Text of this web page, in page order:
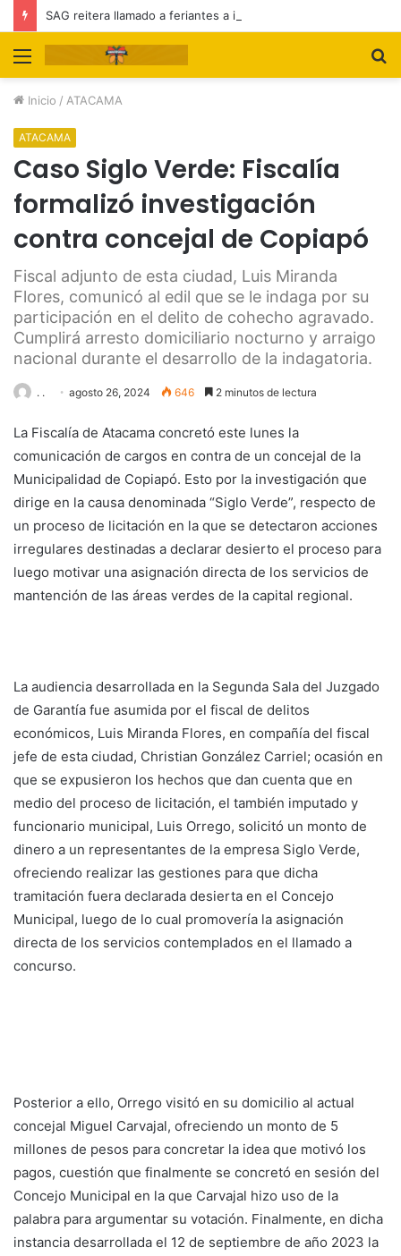
Menú
Inicio / ATACAMA
ATACAMA
Caso Siglo Verde: Fiscalía
formalizó investigación
contra concejal de Copiapó
Fiscal adjunto de esta ciudad, Luis Miranda
Flores, comunicó al edil que se le indaga por su
participación en el delito de cohecho agravado.
Cumplirá arresto domiciliario nocturno y arraigo
nacional durante el desarrollo de la indagatoria.
. . agosto 26, 2024 646 2 minutos de lectura
La Fiscalía de Atacama concretó este lunes la
comunicación de cargos en contra de un concejal de la
Municipalidad de Copiapó. Esto por la investigación que
dirige en la causa denominada “Siglo Verde”, respecto de
un proceso de licitación en la que se detectaron acciones
irregulares destinadas a declarar desierto el proceso para
luego motivar una asignación directa de los servicios de
mantención de las áreas verdes de la capital regional.
La audiencia desarrollada en la Segunda Sala del Juzgado
de Garantía fue asumida por el fiscal de delitos
económicos, Luis Miranda Flores, en compañía del fiscal
jefe de esta ciudad, Christian González Carriel; ocasión en
que se expusieron los hechos que dan cuenta que en
medio del proceso de licitación, el también imputado y
funcionario municipal, Luis Orrego, solicitó un monto de
dinero a un representantes de la empresa Siglo Verde,
ofreciendo realizar las gestiones para que dicha
tramitación fuera declarada desierta en el Concejo
Municipal, luego de lo cual promovería la asignación
directa de los servicios contemplados en el llamado a
concurso.
Posterior a ello, Orrego visitó en su domicilio al actual
concejal Miguel Carvajal, ofreciendo un monto de 5
millones de pesos para concretar la idea que motivó los
pagos, cuestión que finalmente se concretó en sesión del
Concejo Municipal en la que Carvajal hizo uso de la
palabra para argumentar su votación. Finalmente, en dicha
instancia desarrollada el 12 de septiembre de año 2023 la